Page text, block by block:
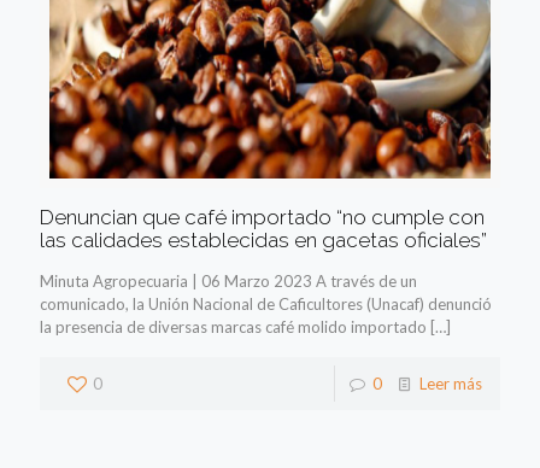
Denuncian que café importado “no cumple con
las calidades establecidas en gacetas oficiales”
Minuta Agropecuaria | 06 Marzo 2023 A través de un
comunicado, la Unión Nacional de Caficultores (Unacaf) denunció
la presencia de diversas marcas café molido importado […]
0 0 Leer más